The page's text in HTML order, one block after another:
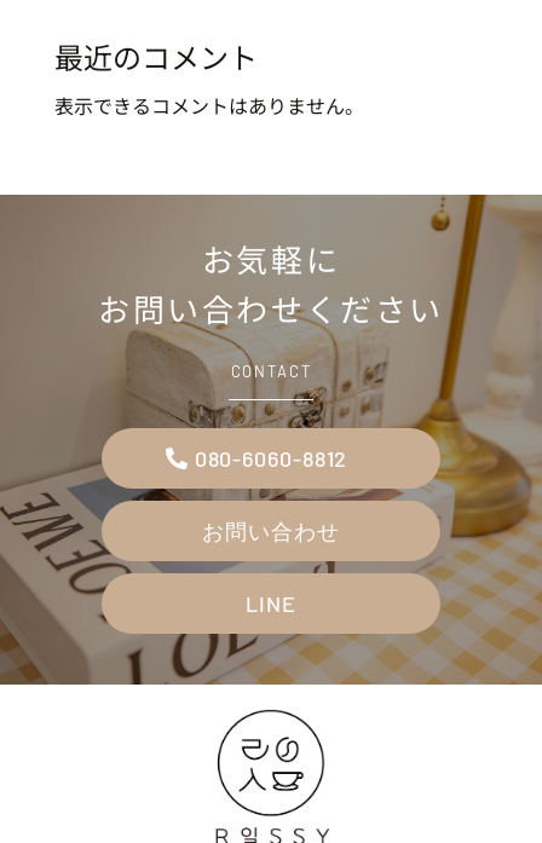
最近のコメント
表示できるコメントはありません。
お気軽に
お問い合わせください
CONTACT
080-6060-8812
お問い合わせ
LINE